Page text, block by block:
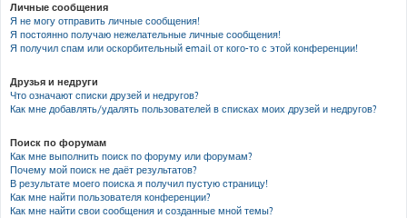
Личные сообщения
Я не могу отправить личные сообщения!
Я постоянно получаю нежелательные личные сообщения!
Я получил спам или оскорбительный email от кого-то с этой конференции!
Друзья и недруги
Что означают списки друзей и недругов?
Как мне добавлять/удалять пользователей в списках моих друзей и недругов?
Поиск по форумам
Как мне выполнить поиск по форуму или форумам?
Почему мой поиск не даёт результатов?
В результате моего поиска я получил пустую страницу!
Как мне найти пользователя конференции?
Как мне найти свои сообщения и созданные мной темы?